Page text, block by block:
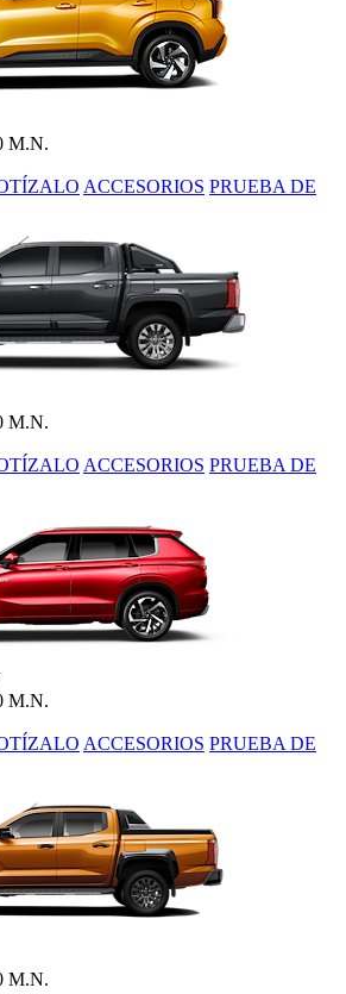
M.N.
ACCESORIOS PRUEBA DE
M.N.
ACCESORIOS PRUEBA DE
M.N.
ACCESORIOS PRUEBA DE
M.N.